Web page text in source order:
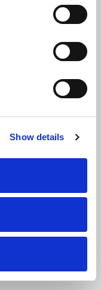
Show details